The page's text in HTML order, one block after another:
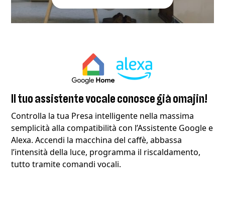
Il tuo assistente vocale conosce già omajin!
Controlla la tua Presa intelligente nella massima
semplicità alla compatibilità con l’Assistente Google e
Alexa. Accendi la macchina del caffè, abbassa
l’intensità della luce, programma il riscaldamento,
tutto tramite comandi vocali.